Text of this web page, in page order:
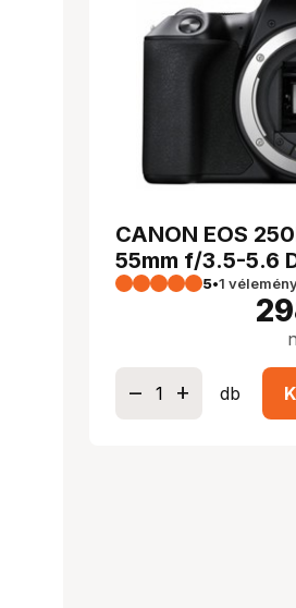
CANON EOS
55mm f/3.5-5.6
5•1
db